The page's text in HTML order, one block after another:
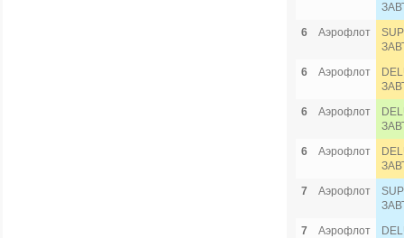
6
Аэрофлот
6
Аэрофлот
6
Аэрофлот
6
Аэрофлот
7
Аэрофлот
7
Аэрофлот